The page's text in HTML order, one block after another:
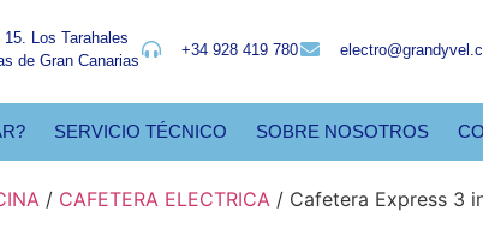
Los Tarahales
de Gran Canarias
+34 928 419 780
SERVICIO TÉCNICO SOBRE NOSOTROS
/ CAFETERA ELECTRICA / Cafetera Express 3